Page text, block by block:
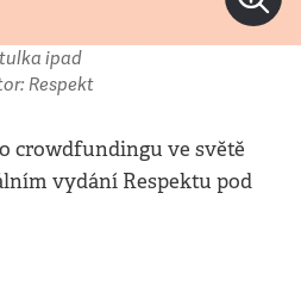
ipad
Respekt
crowdfundingu ve světě
vydání Respektu pod